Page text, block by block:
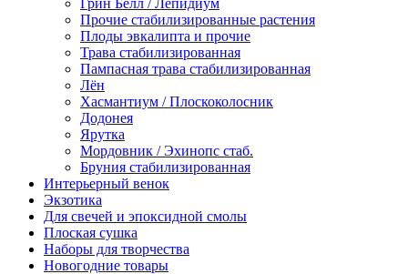
Грин Белл / Лепидиум
Прочие стабилизированные растения
Плоды эвкалипта и прочие
Трава стабилизированная
Пампасная трава стабилизированная
Лён
Хасмантиум / Плоскоколосник
Додонея
Ярутка
Мордовник / Эхинопс стаб.
Бруния стабилизированная
Интерьерный венок
Экзотика
Для свечей и эпоксидной смолы
Плоская сушка
Наборы для творчества
Новогодние товары